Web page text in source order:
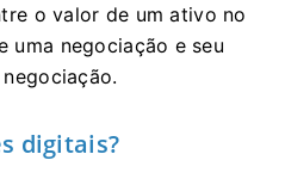
o valor de um ativo no
uma negociação e seu
digitais?